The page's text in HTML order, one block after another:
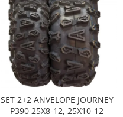
SET 2+2 ANVELOPE JOURNEY
P390 25X8-12, 25X10-12